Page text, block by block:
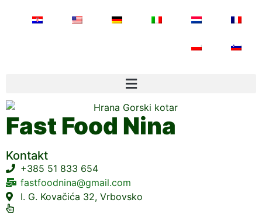
Fast Food Nina
Kontakt
+385 51 833 654
fastfoodnina@gmail.com
I. G. Kovačića 32, Vrbovsko